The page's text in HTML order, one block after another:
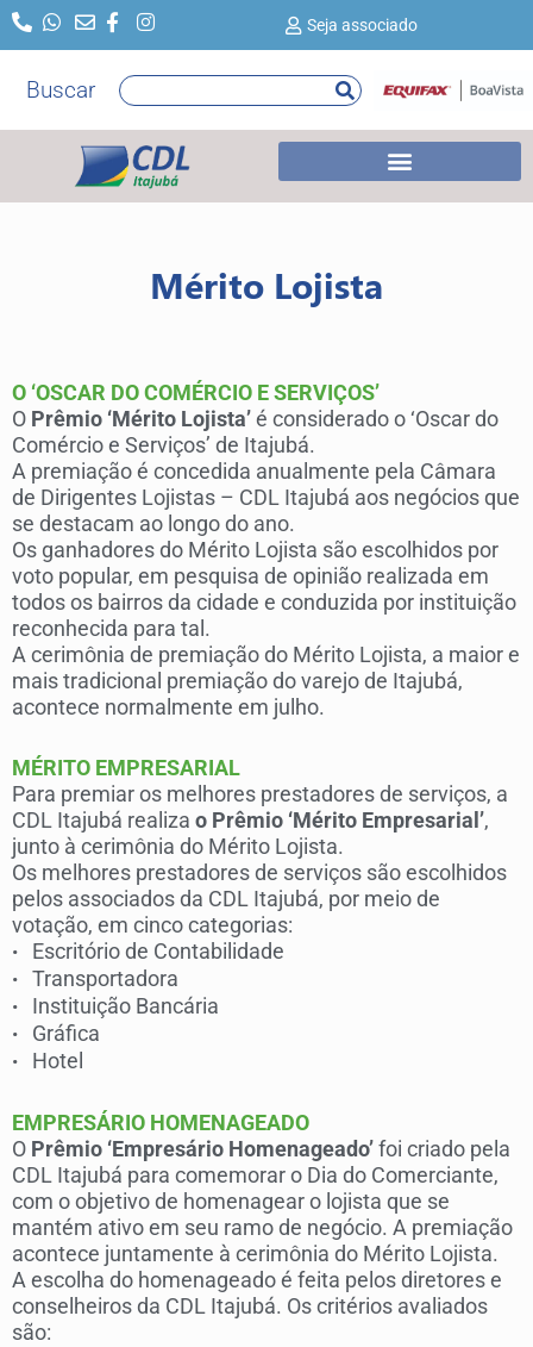
para
conteúdo
Seja associado
Buscar Pesquisar
Mérito Lojista
O ‘OSCAR DO COMÉRCIO E SERVIÇOS’
O Prêmio ‘Mérito Lojista’é considerado o ‘Oscar do
Comércio e Serviços’ de Itajubá.
A premiação é concedida anualmente pela Câmara
de Dirigentes Lojistas – CDL Itajubá aos negócios que
se destacam ao longo do ano.
Os ganhadores do Mérito Lojista são escolhidos por
voto popular, em pesquisa de opinião realizada em
todos os bairros da cidade e conduzida por instituição
reconhecida para tal.
A cerimônia de premiação do Mérito Lojista, a maior e
mais tradicional premiação do varejo de Itajubá,
acontece normalmente em julho.
MÉRITO EMPRESARIAL
Para premiar os melhores prestadores de serviços, a
CDL Itajubá realiza o Prêmio ‘Mérito Empresarial’,
junto à cerimônia do Mérito Lojista.
Os melhores prestadores de serviços são escolhidos
pelos associados da CDL Itajubá, por meio de
votação, em cinco categorias:
• Escritório de Contabilidade
• Transportadora
• Instituição Bancária
• Gráfica
• Hotel
EMPRESÁRIO HOMENAGEADO
O Prêmio ‘Empresário Homenageado’foi criado pela
CDL Itajubá para comemorar o Dia do Comerciante,
com o objetivo de homenagear o lojista que se
mantém ativo em seu ramo de negócio. A premiação
acontece juntamente à cerimônia do Mérito Lojista.
A escolha do homenageado é feita pelos diretores e
conselheiros da CDL Itajubá. Os critérios avaliados
são: